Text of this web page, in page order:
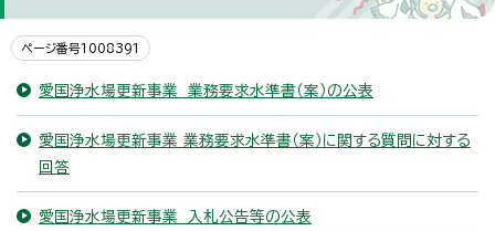
ページ番号1008391
愛国浄水場更新事業 業務要求水準書（案）の公表
愛国浄水場更新事業 業務要求水準書（案）に関する質問に対する
回答
愛国浄水場更新事業 入札公告等の公表